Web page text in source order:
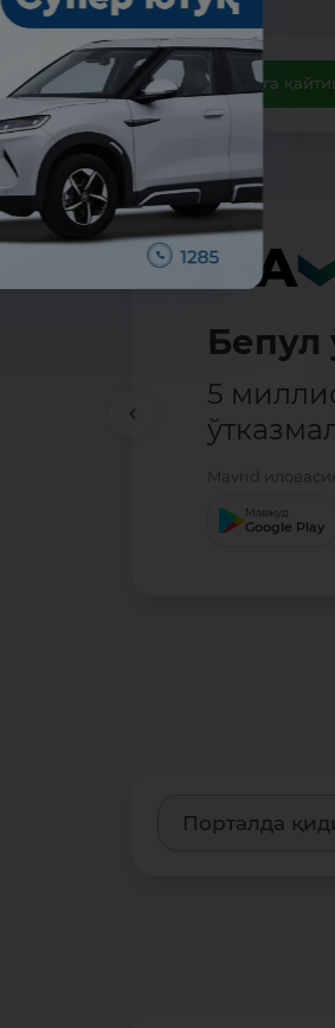
Рўйхатга
Бепул
5
Mavrid
Мавжуд
Google Play